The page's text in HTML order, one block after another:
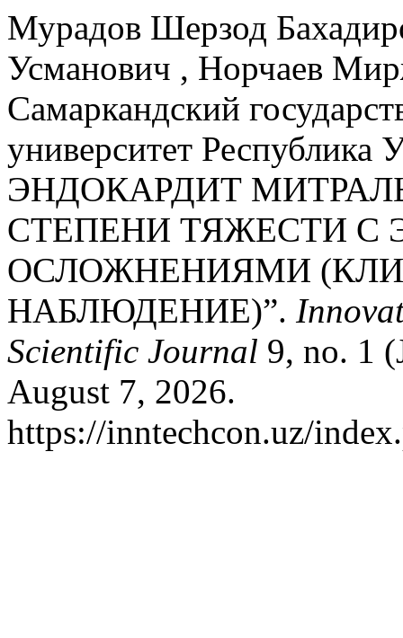
Мурадов Шерзод
Усманович , Норчаев
Самаркандский
университет Республика
ЭНДОКАРДИТ
СТЕПЕНИ ТЯЖЕСТИ С
ОСЛОЖНЕНИЯМИ
НАБЛЮДЕНИЕ)”.
Scientific Journal 9, no. 1
August 7, 2026.
https://inntechcon.uz/